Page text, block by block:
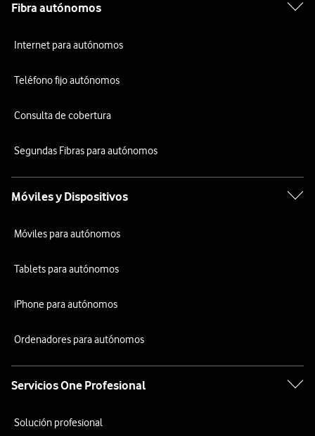
Fibra autónomos
Internet para autónomos
Teléfono fijo autónomos
Consulta de cobertura
Segundas Fibras para autónomos
Móviles y Dispositivos
Móviles para autónomos
Tablets para autónomos
iPhone para autónomos
Ordenadores para autónomos
Servicios One Profesional
Solución profesional